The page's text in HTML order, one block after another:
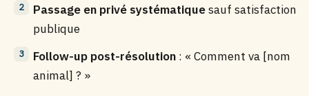
Passage en privé systématiquesauf satisfaction
publique
Follow-up post-résolution : « Comment va [nom
animal] ? »